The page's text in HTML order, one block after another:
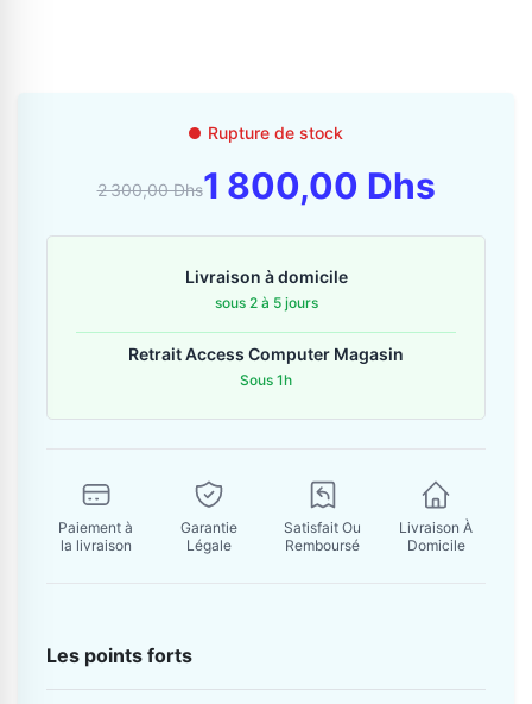
06 36 88 27 81
Envoyer un message
Rupture de stock
2 300,00 Dhs1 800,00 Dhs
Livraison à domicile
sous 2 à 5 jours
Retrait Access Computer Magasin
Sous 1h
Paiement à
la livraison
Garantie
Légale
Satisfait Ou
Remboursé
Livraison À
Domicile
Les points forts